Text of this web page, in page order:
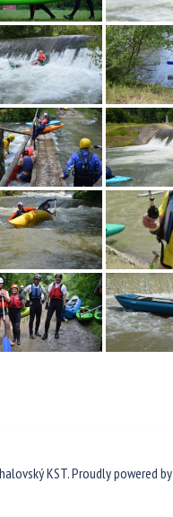
KST. Proudly powered by